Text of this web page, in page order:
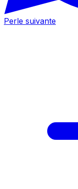
Perle suivante